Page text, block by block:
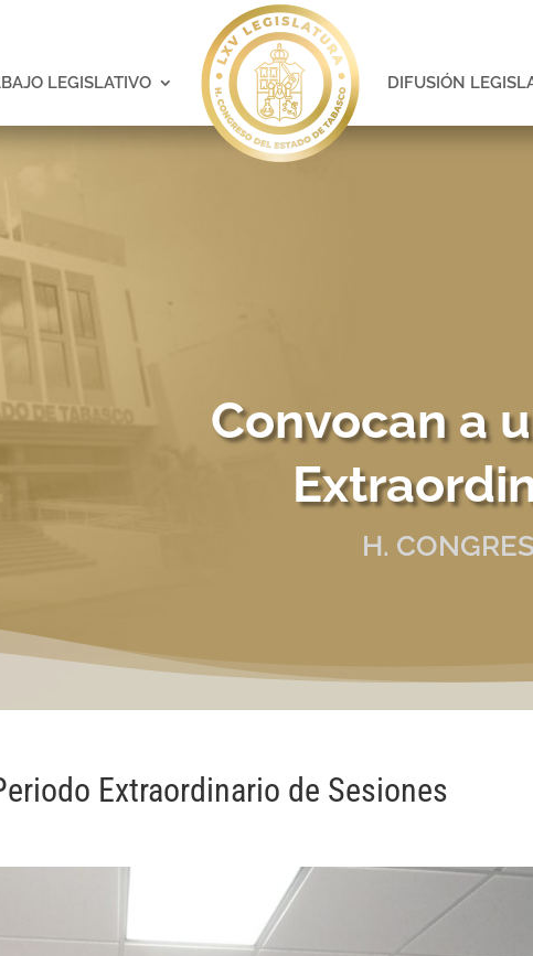
LEGISLATIVO DIFUSIÓN
Convocan a
H.
Extraordinario de Sesiones